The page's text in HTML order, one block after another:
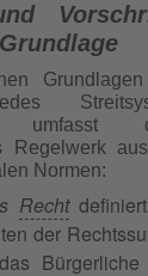
Regelwerk
Normen:
Recht
der
Bürgerliche